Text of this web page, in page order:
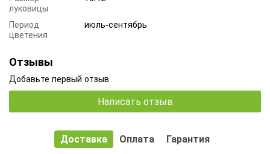
луковицы
Период
цветения
июль-сентябрь
Отзывы
Добавьте первый отзыв
Написать отзыв
Доставка Оплата Гарантия